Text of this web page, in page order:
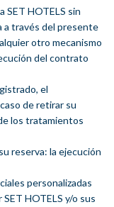
SET HOTELS sin
a través del presente
otro mecanismo
del contrato
el
de retirar su
los tratamientos
reserva: la ejecución
personalizadas
HOTELS y/o sus